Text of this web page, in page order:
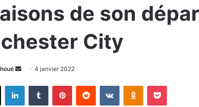
de son
City
Envoyer
courriel
4 janvier 2022
X LinkedinTumblr PinterestReddit VKontakteOdnoklassniki
Pocket